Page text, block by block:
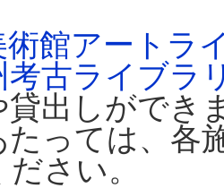
館アートラ
考古ライブラ
貸出しができ
っては、各
さい。